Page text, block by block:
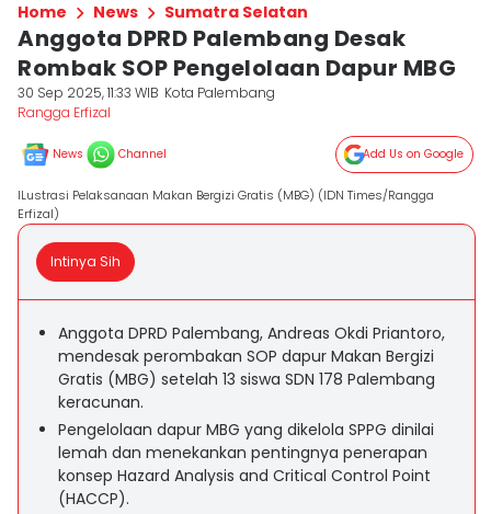
Home News Sumatra Selatan
Anggota DPRD Palembang Desak
Rombak SOP Pengelolaan Dapur MBG
30 Sep 2025, 11:33 WIB Kota Palembang
Rangga Erfizal
News Channel Add Us on Google
ILustrasi Pelaksanaan Makan Bergizi Gratis (MBG) (IDN Times/Rangga
Erfizal)
Intinya Sih
Anggota DPRD Palembang, Andreas Okdi Priantoro,
mendesak perombakan SOP dapur Makan Bergizi
Gratis (MBG) setelah 13 siswa SDN 178 Palembang
keracunan.
Pengelolaan dapur MBG yang dikelola SPPG dinilai
lemah dan menekankan pentingnya penerapan
konsep Hazard Analysis and Critical Control Point
(HACCP).